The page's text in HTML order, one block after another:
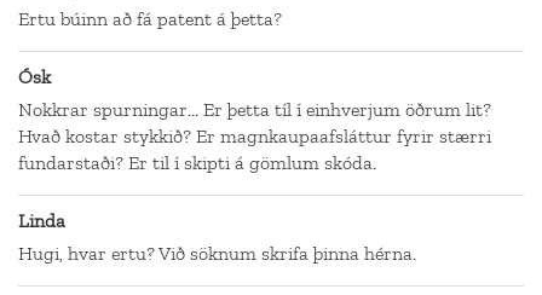
Ertu búinn að fá patent á þetta?
Ósk
Nokkrar spurningar... Er þetta tíl í einhverjum öðrum lit?
Hvað kostar stykkið? Er magnkaupaafsláttur fyrir stærri
fundarstaði? Er til í skipti á gömlum skóda.
Linda
Hugi, hvar ertu? Við söknum skrifa þinna hérna.